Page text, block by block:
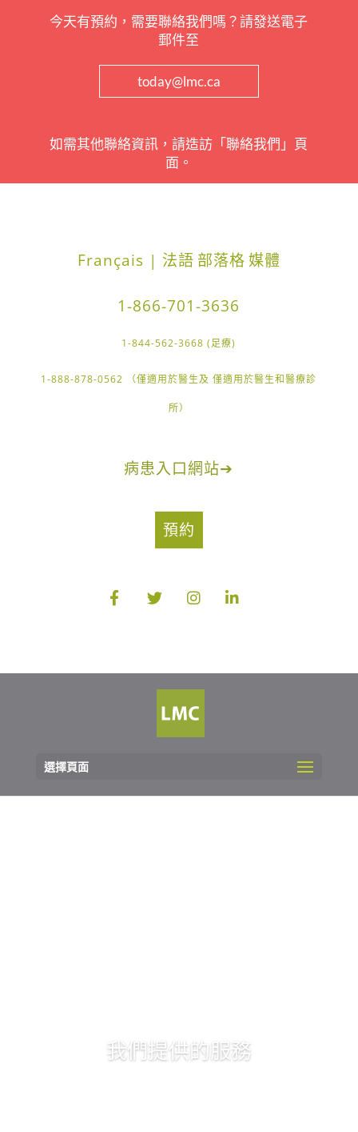
今天有預約，需要聯絡我們嗎？請發送電子
郵件至
today@lmc.ca
如需其他聯絡資訊，請造訪「聯絡我們」頁
面。
Français | 法語 部落格媒體
1-866-701-3636
1-844-562-3668 (足療)
1-888-878-0562 （僅適用於醫生及 僅適用於醫生和醫療診
所）
病患入口網站➔
預約
選擇頁面
我們提供的服務